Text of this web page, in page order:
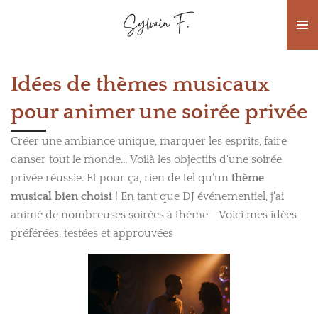
Idées de thèmes musicaux
pour animer une soirée privée
Créer une ambiance unique, marquer les esprits, faire
danser tout le monde… Voilà les objectifs d'une soirée
privée réussie. Et pour ça, rien de tel qu'un thème
musical bien choisi ! En tant que DJ événementiel, j'ai
animé de nombreuses soirées à thème - Voici mes idées
préférées, testées et approuvées